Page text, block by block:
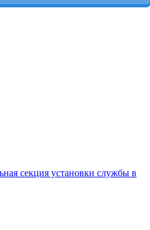
секция установки службы в